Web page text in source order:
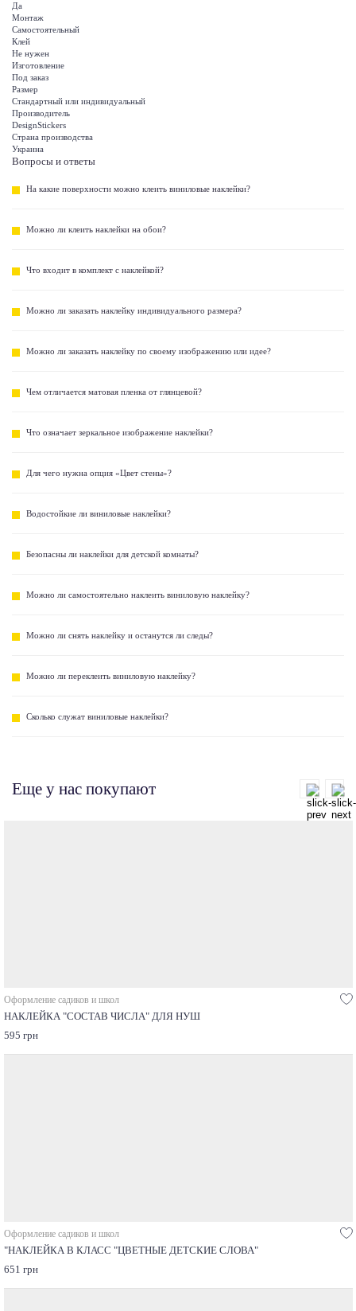
Да
Монтаж
Самостоятельный
Клей
Не нужен
Изготовление
Под заказ
Размер
Стандартный или индивидуальный
Производитель
DesignStickers
Страна производства
Украина
Вопросы и ответы
На какие поверхности можно клеить виниловые наклейки?
Можно ли клеить наклейки на обои?
Что входит в комплект с наклейкой?
Можно ли заказать наклейку индивидуального размера?
Можно ли заказать наклейку по своему изображению или идее?
Чем отличается матовая пленка от глянцевой?
Что означает зеркальное изображение наклейки?
Для чего нужна опция «Цвет стены»?
Водостойкие ли виниловые наклейки?
Безопасны ли наклейки для детской комнаты?
Можно ли самостоятельно наклеить виниловую наклейку?
Можно ли снять наклейку и останутся ли следы?
Можно ли переклеить виниловую наклейку?
Сколько служат виниловые наклейки?
Еще у нас покупают
Оформление садиков и школ
НАКЛЕЙКА "СОСТАВ ЧИСЛА" ДЛЯ НУШ
595 грн
Оформление садиков и школ
"НАКЛЕЙКА В КЛАСС "ЦВЕТНЫЕ ДЕТСКИЕ СЛОВА"
651 грн